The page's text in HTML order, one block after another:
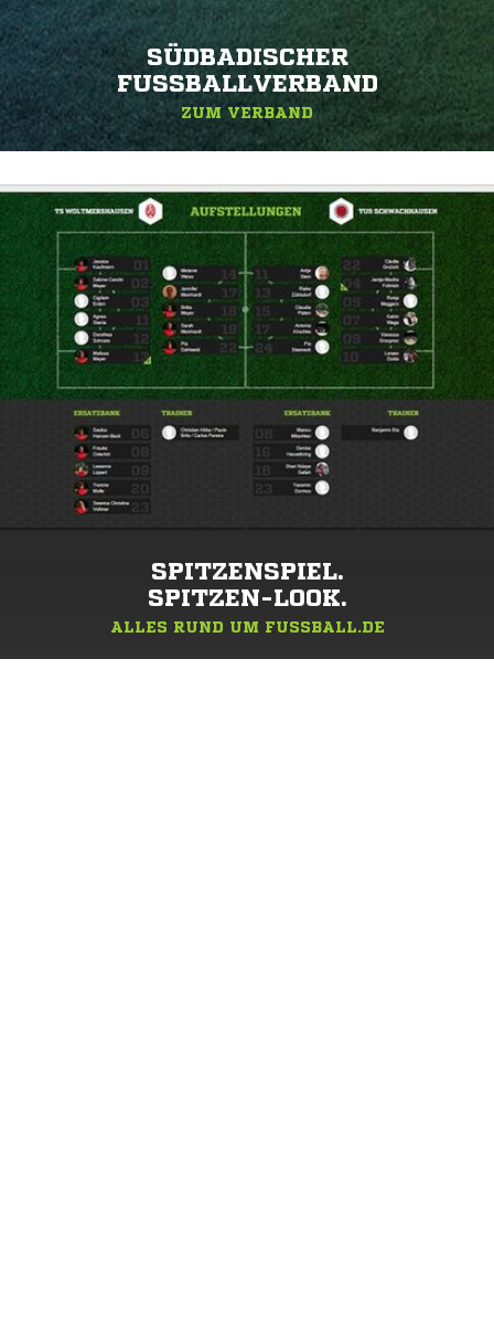
SÜDBADISCHER
FUSSBALLVERBAND
ZUM VERBAND
SPITZENSPIEL.
SPITZEN-LOOK.
ALLES RUND UM FUSSBALL.DE